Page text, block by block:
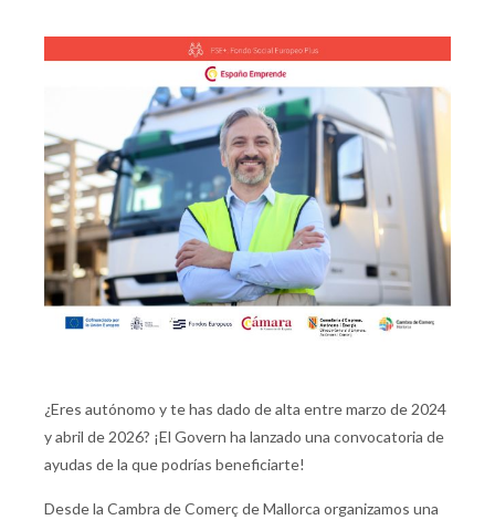
¿Eres autónomo y te has dado de alta entre marzo de 2024
y abril de 2026? ¡El Govern ha lanzado una convocatoria de
ayudas de la que podrías beneficiarte!
Desde la Cambra de Comerç de Mallorca organizamos una